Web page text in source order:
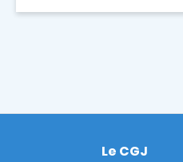
Footer
Le CGJ